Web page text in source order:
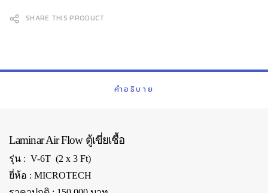
SHARE THIS PRODUCT
คำอธิบาย
Laminar Air Flow ตู้เขี่ยเชื้อ
รุ่น : V-6T (2 x 3 Ft)
ยี่ห้อ : MICROTECH